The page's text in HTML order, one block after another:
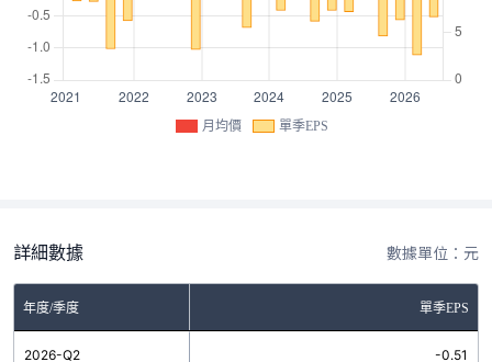
月均價 單季EPS
詳細數據 數據單位：元
年度/季度 單季EPS
2026-Q2 -0.51